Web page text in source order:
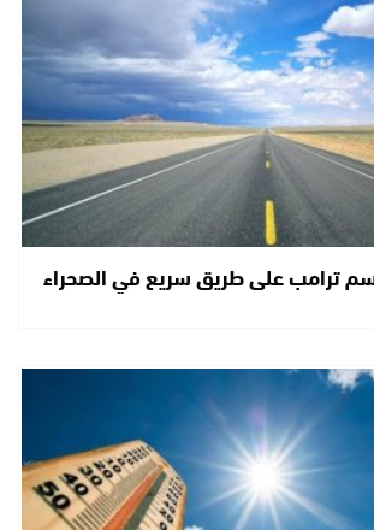
ترامب على طريق سريع في الصحراء